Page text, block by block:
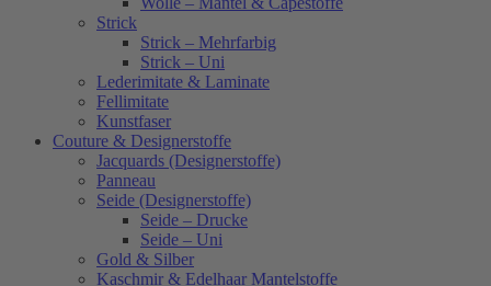
Strick
Strick – Mehrfarbig
Strick – Uni
Lederimitate & Laminate
Fellimitate
Kunstfaser
Couture & Designerstoffe
Jacquards (Designerstoffe)
Panneau
Seide (Designerstoffe)
Seide – Drucke
Seide – Uni
Gold & Silber
Kaschmir & Edelhaar Mantelstoffe